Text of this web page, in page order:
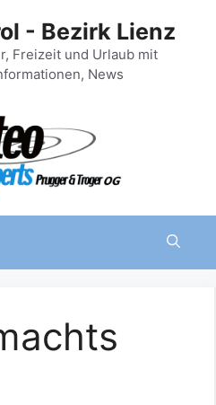
- Bezirk Lienz
Freizeit und Urlaub mit
News